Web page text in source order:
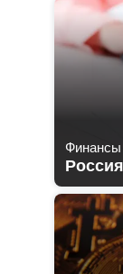
Финансы